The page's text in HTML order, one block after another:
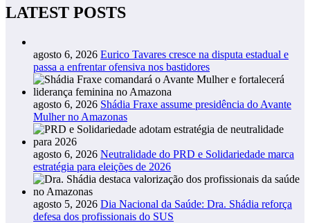
LATEST POSTS
agosto 6, 2026 Eurico Tavares cresce na disputa estadual e
passa a enfrentar ofensiva nos bastidores
agosto 6, 2026 Shádia Fraxe assume presidência do Avante
Mulher no Amazonas
agosto 6, 2026 Neutralidade do PRD e Solidariedade marca
estratégia para eleições de 2026
agosto 5, 2026 Dia Nacional da Saúde: Dra. Shádia reforça
defesa dos profissionais do SUS